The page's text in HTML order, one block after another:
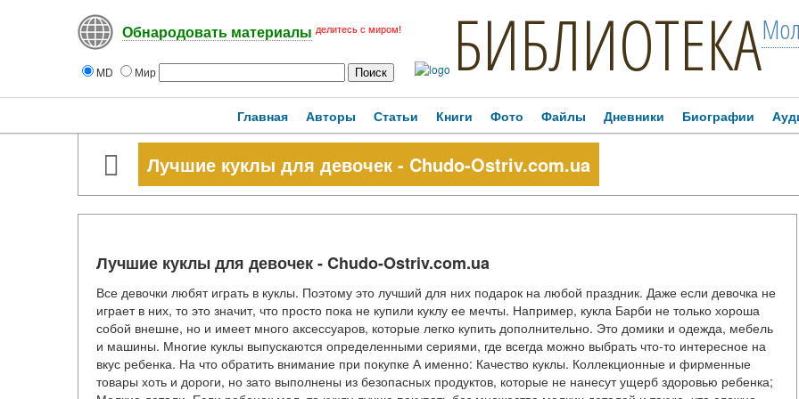
Обнародовать материалы делитесь с миром!
MD Мир БИБЛИОТЕКА
Главная Авторы Статьи Книги Фото Файлы Дневники Биографии
Лучшие куклы для девочек - Chudo-Ostriv.com.ua
Лучшие куклы для девочек - Chudo-Ostriv.com.ua
Все девочки любят играть в куклы. Поэтому это лучший для них подарок на любой праздник. Даже если девочка не
играет в них, то это значит, что просто пока не купили куклу ее мечты. Например, кукла Барби не только хороша
собой внешне, но и имеет много аксессуаров, которые легко купить дополнительно. Это домики и одежда, мебель
и машины. Многие куклы выпускаются определенными сериями, где всегда можно выбрать что-то интересное на
вкус ребенка. На что обратить внимание при покупке А именно: Качество куклы. Коллекционные и фирменные
товары хоть и дороги, но зато выполнены из безопасных продуктов, которые не нанесут ущерб здоровью ребенка;